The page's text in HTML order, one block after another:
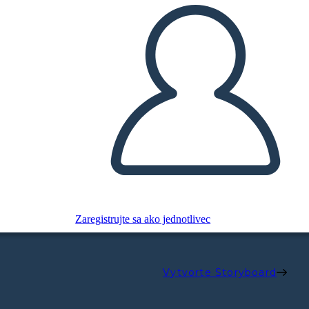
Zaregistrujte sa ako jednotlivec
Vytvorte Storyboard